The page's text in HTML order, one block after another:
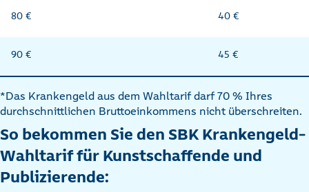
80 € 40 €
90 € 45 €
*Das Krankengeld aus dem Wahltarif darf 70 % Ihres
durchschnittlichen Bruttoeinkommens nicht überschreiten.
So bekommen Sie den SBK Krankengeld-
Wahltarif für Kunstschaffende und
Publizierende: